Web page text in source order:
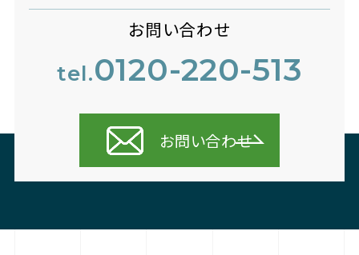
お問い合わせ
tel.0120-220-513
お問い合わせ